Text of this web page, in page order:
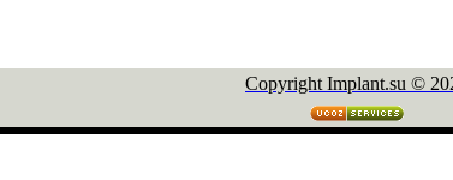
Copyright Implant.su ©